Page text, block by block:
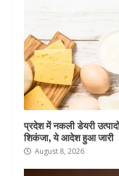
प्रदेश में नकली डेयरी
शिकंजा, ये आदेश हुआ जारी
August 8, 2026